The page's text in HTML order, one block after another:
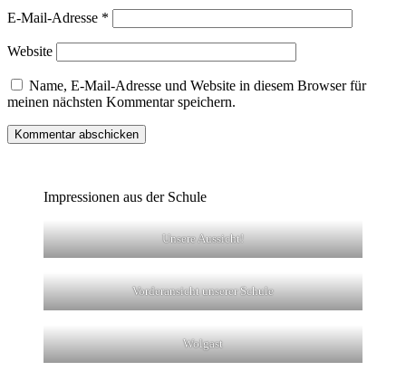
E-Mail-Adresse *
Website
Name, E-Mail-Adresse und Website in diesem Browser für
meinen nächsten Kommentar speichern.
Impressionen aus der Schule
Unsere Aussicht!
Vorderansicht unserer Schule
Wolgast